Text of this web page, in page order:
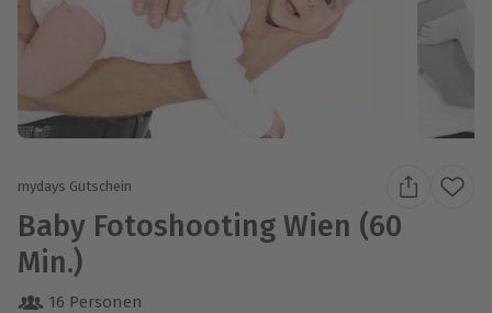
mydays Gutschein
Baby Fotoshooting Wien (60
Min.)
16 Personen